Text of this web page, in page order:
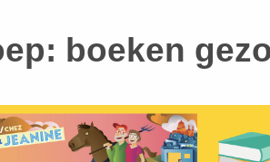
boeken